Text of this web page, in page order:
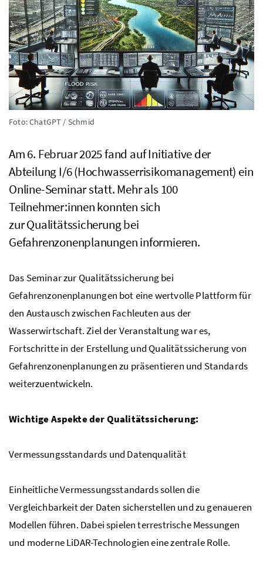
Foto: ChatGPT / Schmid
Am 6. Februar 2025 fand auf Initiative der
Abteilung I/6 (Hochwasserrisikomanagement) ein
Online-Seminar statt. Mehr als 100
Teilnehmer:innen konnten sich
zur Qualitätssicherung bei
Gefahrenzonenplanungen informieren.
Das Seminar zur Qualitätssicherung bei
Gefahrenzonenplanungen bot eine wertvolle Plattform für
den Austausch zwischen Fachleuten aus der
Wasserwirtschaft. Ziel der Veranstaltung war es,
Fortschritte in der Erstellung und Qualitätssicherung von
Gefahrenzonenplanungen zu präsentieren und Standards
weiterzuentwickeln.
Wichtige Aspekte der Qualitätssicherung:
Vermessungsstandards und Datenqualität
Einheitliche Vermessungsstandards sollen die
Vergleichbarkeit der Daten sicherstellen und zu genaueren
Modellen führen. Dabei spielen terrestrische Messungen
und moderne LiDAR-Technologien eine zentrale Rolle.